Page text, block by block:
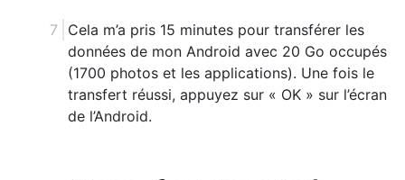
Cela m’a pris 15 minutes pour transférer les
données de mon Android avec 20 Go occupés
(1700 photos et les applications). Une fois le
transfert réussi, appuyez sur « OK » sur l’écran
de l’Android.